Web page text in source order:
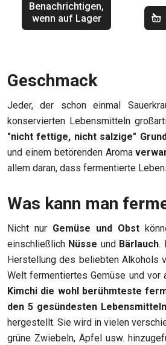
Benachrichtigen,
wenn auf Lager
Geschmack
Jeder, der schon einmal
konservierten Lebensmitteln
"nicht fettige, nicht salzige"
und einem betörenden Aroma
allem daran, dass fermentierte
Was kann man
Nicht nur Gemüse und Obst
einschließlich Nüsse und Bärlauch.
Herstellung des beliebten Alkohols
Welt fermentiertes Gemüse und vor
Kimchi die wohl berühmteste
den 5 gesündesten
hergestellt. Sie wird in vielen
grüne Zwiebeln, Äpfel usw.